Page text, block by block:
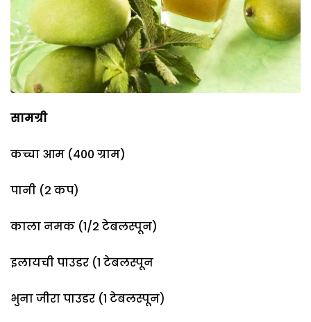
सामग्री
कच्चा आम (400 ग्राम)
पानी (2 कप)
काला नमक (1/2 टेबलस्पून)
इलायची पाउडर (1 टेबलस्पून
भुना जीरा पाउडर (1 टेबलस्पून)